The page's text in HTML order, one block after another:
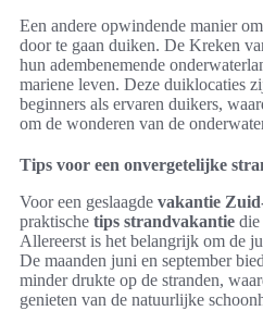
Een andere opwindende manier
door te gaan duiken. De Kreken
hun adembenemende
mariene leven. Deze duiklocaties
beginners als ervaren duikers,
om de wonderen van de
Tips voor een onvergetelijke
Voor een geslaagde vakantie
praktische tips strandvakantie die
Allereerst is het belangrijk om de
De maanden juni en september
minder drukte op de stranden,
genieten van de natuurlijke